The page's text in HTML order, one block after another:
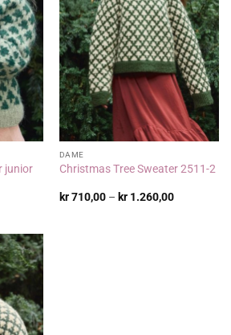
junior
DAME
Christmas Tree Sweater 2511-2
kr710,00 – kr1.260,00